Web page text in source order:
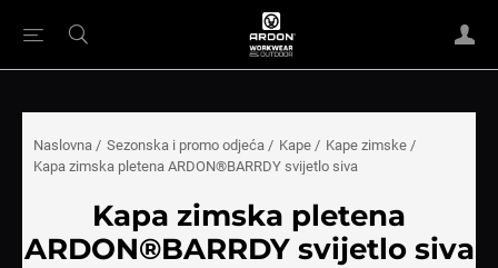
Naslovna / Sezonska i promo odjeća / Kape / Kape zimske /
Kapa zimska pletena ARDON®BARRDY svijetlo siva
Kapa zimska pletena
ARDON®BARRDY svijetlo siva